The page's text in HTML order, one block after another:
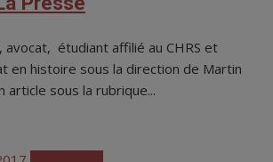
avocat, étudiant affilié au CHRS et
en histoire sous la direction de Martin
article sous la rubrique...